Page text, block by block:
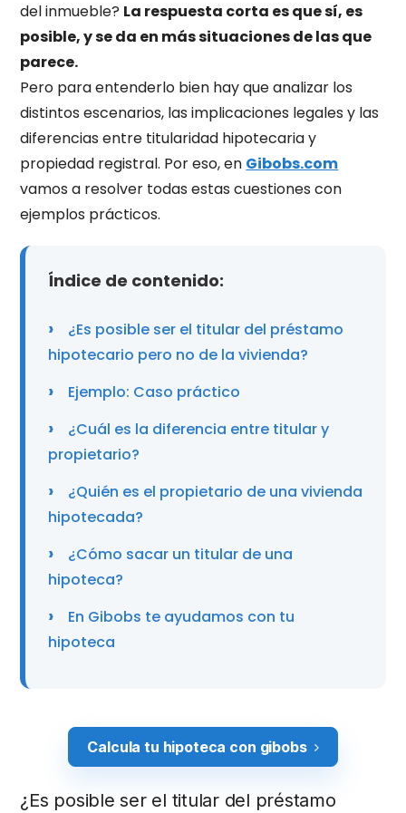
del inmueble? La respuesta corta es que sí, es
posible, y se da en más situaciones de las que
parece.
Pero para entenderlo bien hay que analizar los
distintos escenarios, las implicaciones legales y las
diferencias entre titularidad hipotecaria y
propiedad registral. Por eso, en Gibobs.com
vamos a resolver todas estas cuestiones con
ejemplos prácticos.
Índice de contenido:
¿Es posible ser el titular del préstamo
hipotecario pero no de la vivienda?
Ejemplo: Caso práctico
¿Cuál es la diferencia entre titular y
propietario?
¿Quién es el propietario de una vivienda
hipotecada?
¿Cómo sacar un titular de una
hipoteca?
En Gibobs te ayudamos con tu
hipoteca
Calcula tu hipoteca con gibobs
¿Es posible ser el titular del préstamo